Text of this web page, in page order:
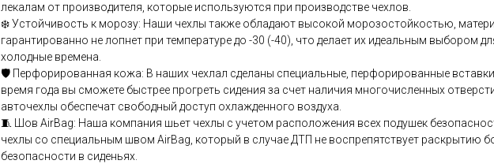
лекалам от производителя, которые используются при производстве чехлов.
❄️ Устойчивость к морозу: Наши чехлы также обладают высокой морозостойкостью,
гарантированно не лопнет при температуре до -30 (-40), что делает их идеальным выбором
холодные времена.
🛡️ Перфорированная кожа: В наших чехлал сделаны специальные, перфорированные
время года вы сможете быстрее прогреть сидения за счет наличия многочисленных
авточехлы обеспечат свободный доступ охлажденного воздуха.
🧵 Шов АirВаg: Наша компания шьет чехлы с учетом расположения всех подушек
чехлы со специальным швом АirВаg, который в случае ДТП не воспрепятствует раскрытию
безопасности в сиденьях.